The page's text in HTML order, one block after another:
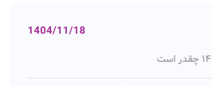
1404/11/18